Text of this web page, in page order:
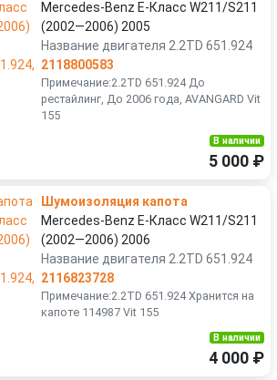
Mercedes-Benz E-Класс W211/S211
(2002—2006) 2005
Название двигателя 2.2TD 651.924
2118800583
Примечание:2.2TD 651.924 До
рестайлинг, До 2006 года, AVANGARD Vit
155
В наличии
5 000 ₽
Шумоизоляция капота
Mercedes-Benz E-Класс W211/S211
(2002—2006) 2006
Название двигателя 2.2TD 651.924
2116823728
Примечание:2.2TD 651.924 Хранится на
капоте 114987 Vit 155
В наличии
4 000 ₽